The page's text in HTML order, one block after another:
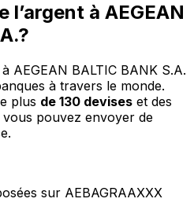
l’argent à AEGEAN
AEGEAN BALTIC BANK S.A.
à travers le monde.
plus de 130 devises et des
vous pouvez envoyer de
sur AEBAGRAAXXX